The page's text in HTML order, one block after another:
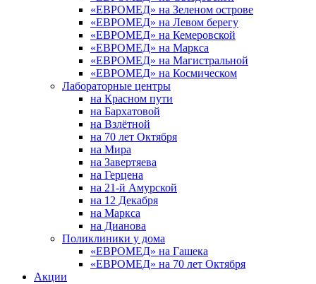
«ЕВРОМЕД» на Зеленом острове
«ЕВРОМЕД» на Левом берегу
«ЕВРОМЕД» на Кемеровской
«ЕВРОМЕД» на Маркса
«ЕВРОМЕД» на Магистральной
«ЕВРОМЕД» на Космическом
Лабораторные центры
на Красном пути
на Бархатовой
на Взлётной
на 70 лет Октября
на Мира
на Завертяева
на Герцена
на 21-й Амурской
на 12 Декабря
на Маркса
на Дианова
Поликлиники у дома
«ЕВРОМЕД» на Гашека
«ЕВРОМЕД» на 70 лет Октября
Акции